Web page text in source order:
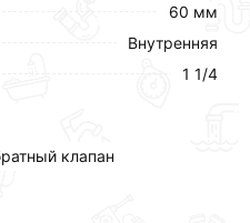
60 мм
Внутренняя
1 1/4
клапан